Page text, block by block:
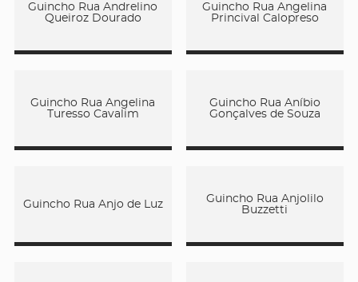
Guincho Rua Andrelino
Queiroz Dourado
Guincho Rua Angelina
Princival Calopreso
Guincho Rua Angelina
Turesso Cavalim
Guincho Rua Aníbio
Gonçalves de Souza
Guincho Rua Anjo de Luz
Guincho Rua Anjolilo
Buzzetti